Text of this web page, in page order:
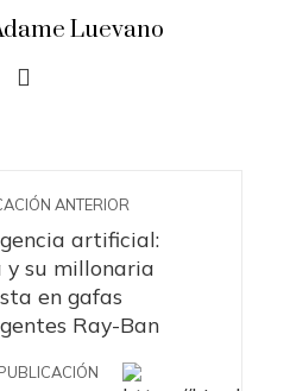
Luevano
ANTERIOR
artificial:
y su millonaria
en gafas
Ray-Ban